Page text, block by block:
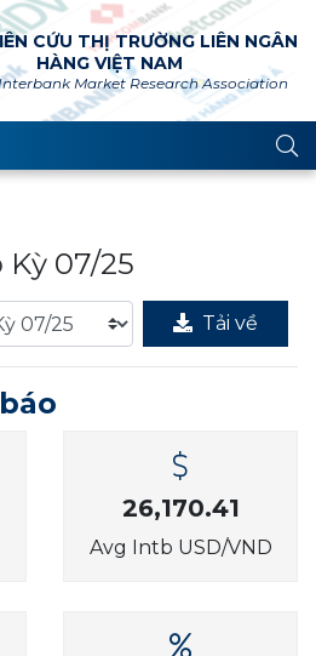
CỨU THỊ TRƯỜNG LIÊN NGÂN
HÀNG VIỆT NAM
Market Research Association
07/25
Tải về
26,170.41
Avg Intb USD/VND